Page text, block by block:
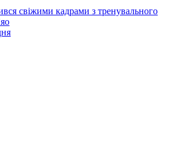
свіжими кадрами з тренувального